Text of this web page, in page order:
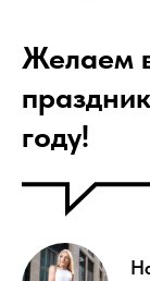
Желаем
году!